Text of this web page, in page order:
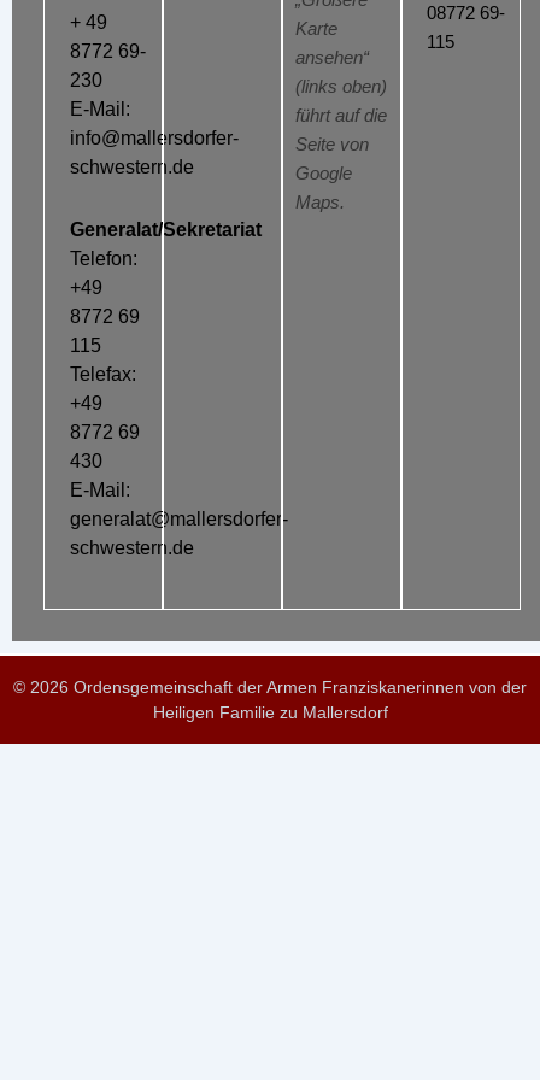
+ 49
8772 69-
230
E-Mail:
info@mallersdorfer-
schwestern.de
Generalat/Sekretariat
Telefon:
+49
8772 69
115
Telefax:
+49
8772 69
430
E-Mail:
generalat@mallersdorfer-
schwestern.de
Karte
ansehen“
(links oben)
führt auf die
Seite von
Google
Maps.
08772 69-
115
© 2026 Ordensgemeinschaft der Armen Franziskanerinnen von der
Heiligen Familie zu Mallersdorf